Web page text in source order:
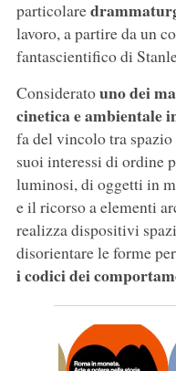
particolare
lavoro, a partire da un
fantascientifico di
Consideratouno dei
cinetica e ambientale
fa del vincolo tra
suoi interessi di ordine
luminosi, di oggetti in
e il ricorso a elementi
realizza dispositivi
disorientare le forme
i codici dei